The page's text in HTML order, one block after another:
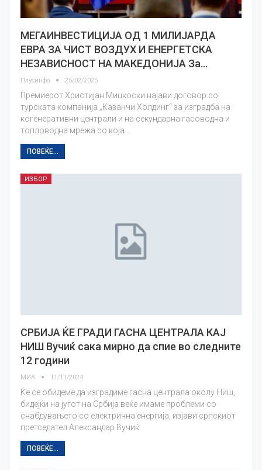
МЕГАИНВЕСТИЦИЈА ОД 1 МИЛИЈАРДА
ЕВРА ЗА ЧИСТ ВОЗДУХ И ЕНЕРГЕТСКА
НЕЗАВИСНОСТ НА МАКЕДОНИЈА За…
Плусинфо 25/02/2025
Премиерот Христијан Мицкоски најави договор со
турската компанија „Казанчи Холдинг“ за изградба на
когенеративни централи и на секундарна гасоводна и
топловодна мрежа со која…
ПОВЕЌЕ...
ИЗБОР
СРБИЈА ЌЕ ГРАДИ ГАСНА ЦЕНТРАЛА КАЈ
НИШ Вучиќ сака мирно да спие во следните
12 години
МИА 11/11/2024
Ќе се обидеме да изградиме гасна централа околу Ниш,
бидејќи на југот на Србија веќе имаме проблеми со
снабдувањето со електрична енергија, изјави српскиот
претседател Александар Вучиќ.
ПОВЕЌЕ...